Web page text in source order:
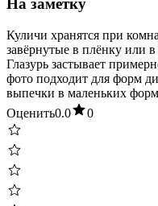
На заметку
Куличи хранятся при
завёрнутые в плёнку или
Глазурь застывает
фото подходит для форм
выпечки в маленьких
Оценить0.0 0